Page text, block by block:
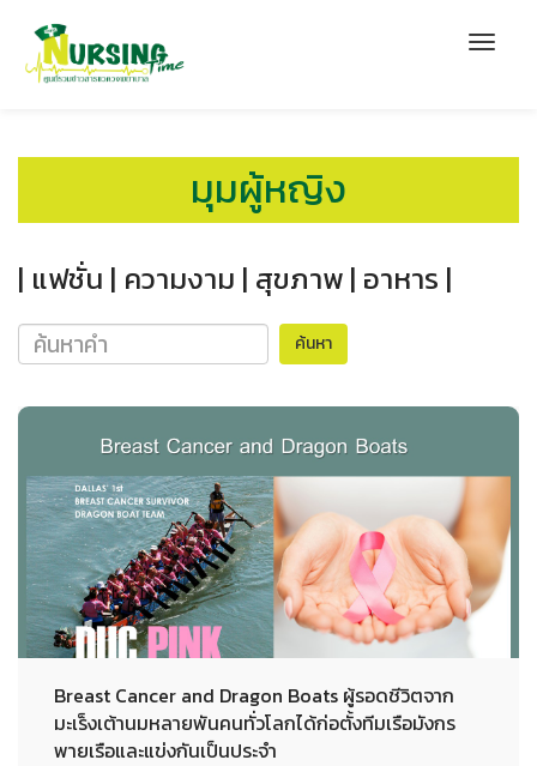
มุมผู้หญิง
| แฟชั่น | ความงาม | สุขภาพ | อาหาร |
ค้นหา
Breast Cancer and Dragon Boats ผู้รอดชีวิตจาก
มะเร็งเต้านมหลายพันคนทั่วโลกได้ก่อตั้งทีมเรือมังกร
พายเรือและแข่งกันเป็นประจำ